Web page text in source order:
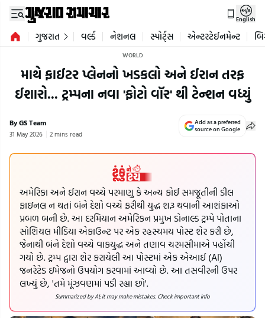
English
ગુજરાત વર્લ્ડ નેશનલ સ્પોર્ટ્સ એન્ટરટેઈનમેન્ટ
WORLD
માથે ફાઈટર પ્લેનનો ખડકલો અને ઈરાન તરફ
ઈશારો... ટ્રમ્પના નવા 'ફોટો વૉર' થી ટેન્શન વધ્યું
By GS Team
31 May 2026 2 mins read
Add as a preferred
source on Google
અમેરિકા અને ઈરાન વચ્ચે પરમાણુ કે અન્ય કોઈ સમજૂતીની ડીલ
ફાઇનલ ન થતાં બંને દેશો વચ્ચે ફરીથી યુદ્ધ શરૂ થવાની આશંકાઓ
પ્રબળ બની છે. આ દરમિયાન અમેરિકન પ્રમુખ ડોનાલ્ડ ટ્રમ્પે પોતાના
સોશિયલ મીડિયા એકાઉન્ટ પર એક રહસ્યમય પોસ્ટ શેર કરી છે,
જેનાથી બંને દેશો વચ્ચે વાકયુદ્ધ અને તણાવ ચરમસીમાએ પહોંચી
ગયો છે. ટ્રમ્પ દ્વારા શેર કરાયેલી આ પોસ્ટમાં એક એઆઈ (AI)
જનરેટેડ ઇમેજનો ઉપયોગ કરવામાં આવ્યો છે. આ તસવીરની ઉપર
લખ્યું છે, 'તમે મૂંઝવણમાં પડી રહ્યા છો'.
Summarized by AI; it may make mistakes. Check important info